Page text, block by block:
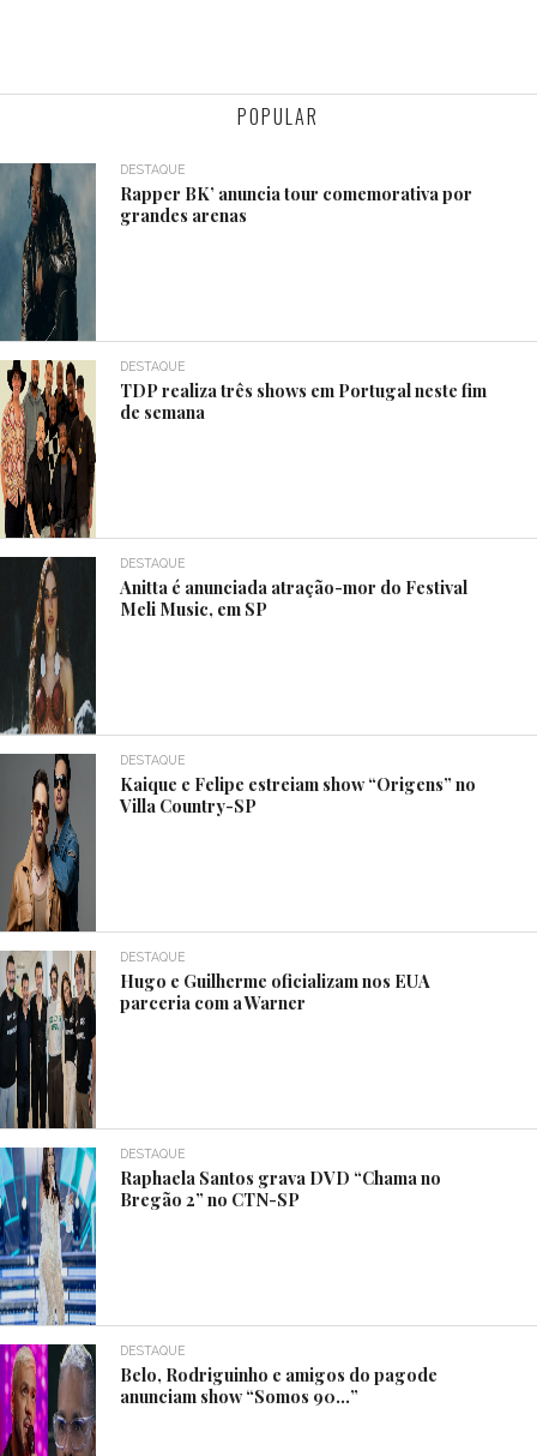
POPULAR
DESTAQUE
Rapper BK’ anuncia tour comemorativa por
grandes arenas
DESTAQUE
TDP realiza três shows em Portugal neste fim
de semana
DESTAQUE
Anitta é anunciada atração-mor do Festival
Meli Music, em SP
DESTAQUE
Kaique e Felipe estreiam show “Origens” no
Villa Country-SP
DESTAQUE
Hugo e Guilherme oficializam nos EUA
parceria com a Warner
DESTAQUE
Raphaela Santos grava DVD “Chama no
Bregão 2” no CTN-SP
DESTAQUE
Belo, Rodriguinho e amigos do pagode
anunciam show “Somos 90…”